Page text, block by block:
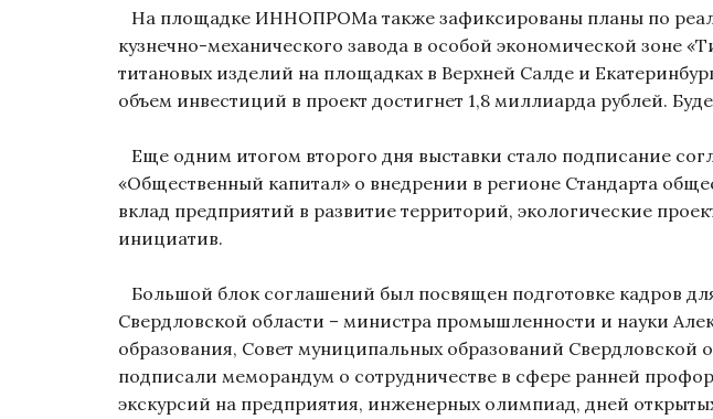
На площадке ИННОПРОМа также зафиксированы планы по
кузнечно-механического завода в особой экономической зоне
титановых изделий на площадках в Верхней Салде и
объем инвестиций в проект достигнет 1,8 миллиарда рублей.
Еще одним итогом второго дня выставки стало подписание
«Общественный капитал» о внедрении в регионе Стандарта
вклад предприятий в развитие территорий, экологические
инициатив.
Большой блок соглашений был посвящен подготовке кадров
Свердловской области – министра промышленности и науки
образования, Совет муниципальных образований
подписали меморандум о сотрудничестве в сфере ранней
экскурсий на предприятия, инженерных олимпиад, дней